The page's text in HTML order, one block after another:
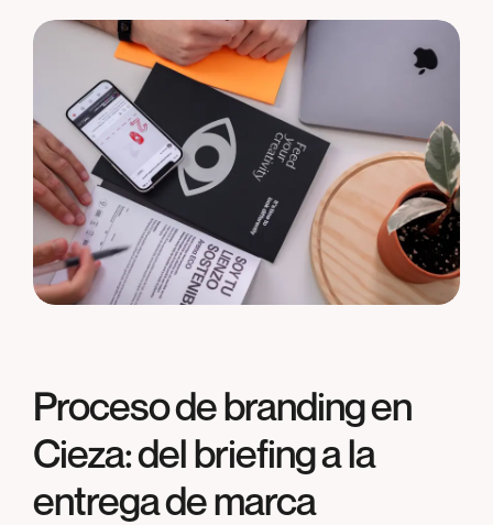
Proceso de branding en
Cieza: del briefing a la
entrega de marca